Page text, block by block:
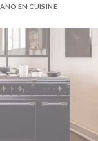
EN CUISINE